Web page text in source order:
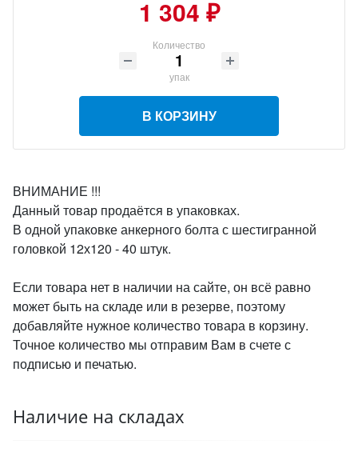
1 304 ₽
Количество
упак
В КОРЗИНУ
ВНИМАНИЕ !!!
Данный товар продаётся в упаковках.
В одной упаковке анкерного болта с шестигранной
головкой 12х120 - 40 штук.
Если товара нет в наличии на сайте, он всё равно
может быть на складе или в резерве, поэтому
добавляйте нужное количество товара в корзину.
Точное количество мы отправим Вам в счете с
подписью и печатью.
Наличие на складах